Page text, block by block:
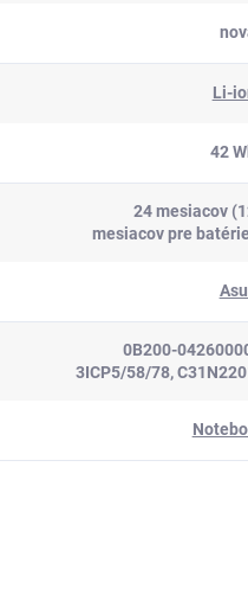
Li-
42
24 mesiacov
mesiacov pre
0B200-
3ICP5/58/78,